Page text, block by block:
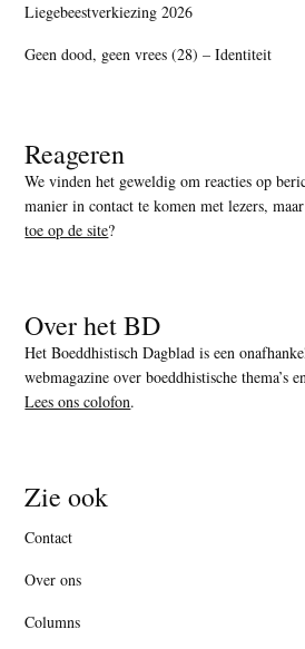
Liegebeestverkiezing 2026
Geen dood, geen vrees (28) – Identiteit
Reageren
We vinden het geweldig om reacties op
manier in contact te komen met lezers,
toe op de site?
Over het BD
Het Boeddhistisch Dagblad is een
webmagazine over boeddhistische thema’s
Lees ons colofon.
Zie ook
Contact
Over ons
Columns